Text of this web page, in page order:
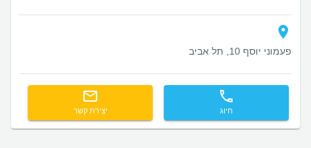
פעמוני יוסף 10, תל אביב
חיוג יצירת קשר